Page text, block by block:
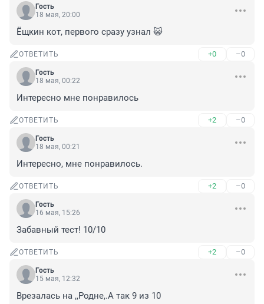
Гость
18 мая, 20:00
Ёщкин кот, первого сразу узнал 😺
ОТВЕТИТЬ +0 –0
Гость
18 мая, 00:22
Интересно мне понравилось
ОТВЕТИТЬ +2 –0
Гость
18 мая, 00:21
Интересно, мне понравилось.
ОТВЕТИТЬ +2 –0
Гость
16 мая, 15:26
Забавный тест! 10/10
ОТВЕТИТЬ +2 –0
Гость
15 мая, 12:32
Врезалась на ,,Родне,.А так 9 из 10